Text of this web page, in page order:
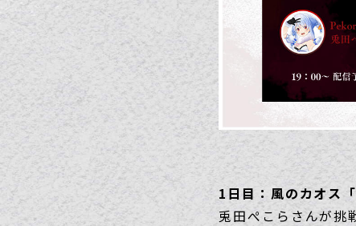
1日目：風のカオス
兎田ぺこらさんが